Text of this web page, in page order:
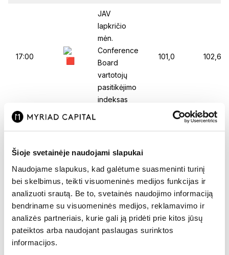
Šioje svetainėje naudojami slapukai
Naudojame slapukus, kad galėtume suasmeninti turinį
bei skelbimus, teikti visuomeninės medijos funkcijas ir
analizuoti srautą. Be to, svetainės naudojimo informaciją
bendriname su visuomeninės medijos, reklamavimo ir
analizės partneriais, kurie gali ją pridėti prie kitos jūsų
pateiktos arba naudojant paslaugas surinktos
informacijos.
17:00
JAV
lapkričio
mėn.
Conference
Board
vartotojų
pasitikėjimo
indeksas
101,0 102,6
//
Zelandijos
banko
5,50%
Preliminarus